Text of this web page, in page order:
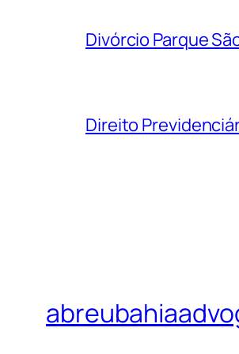
Divórcio Parque
Direito